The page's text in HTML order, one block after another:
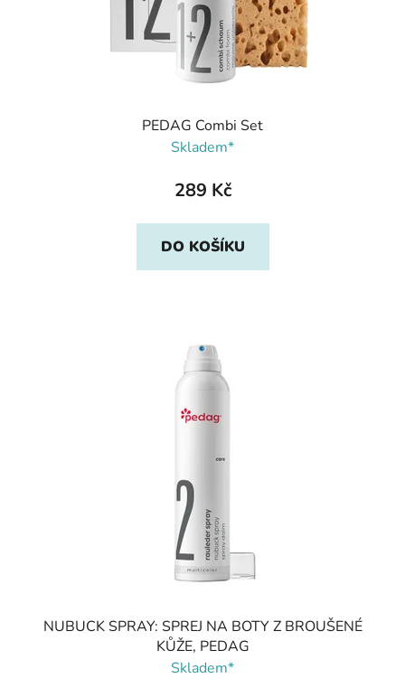
PEDAG Combi Set
Skladem*
289 Kč
DO KOŠÍKU
NUBUCK SPRAY: SPREJ NA BOTY Z BROUŠENÉ
KŮŽE, PEDAG
Skladem*